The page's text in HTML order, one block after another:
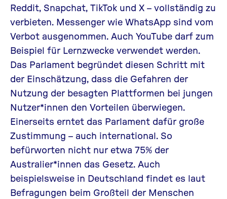
Reddit, Snapchat, TikTok und X – vollständig zu
verbieten. Messenger wie WhatsApp sind vom
Verbot ausgenommen. Auch YouTube darf zum
Beispiel für Lernzwecke verwendet werden.
Das Parlament begründet diesen Schritt mit
der Einschätzung, dass die Gefahren der
Nutzung der besagten Plattformen bei jungen
Nutzer*innen den Vorteilen überwiegen.
Einerseits erntet das Parlament dafür große
Zustimmung – auch international. So
befürworten nicht nur etwa 75% der
Australier*innen das Gesetz. Auch
beispielsweise in Deutschland findet es laut
Befragungen beim Großteil der Menschen